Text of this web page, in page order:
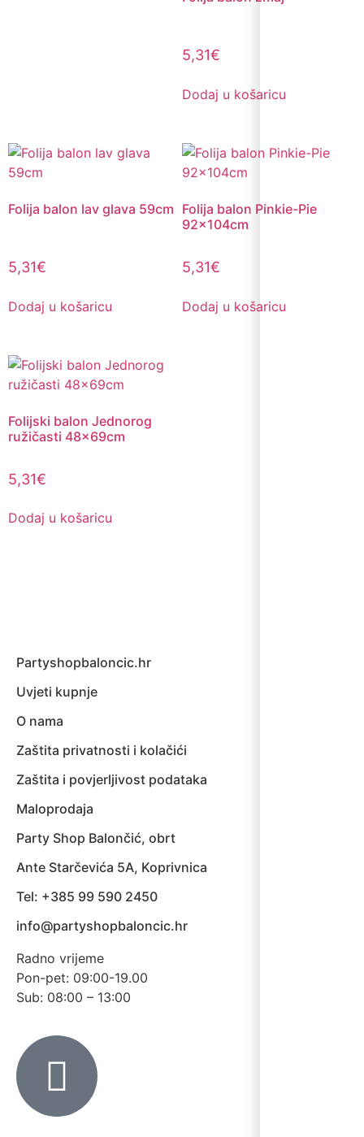
5,31€
Dodaj u košaricu
Folija balon lav glava 59cm
5,31€
Dodaj u košaricu
Folija balon Pinkie-Pie
92x104cm
5,31€
Dodaj u košaricu
Folijski balon Jednorog
ružičasti 48x69cm
5,31€
Dodaj u košaricu
Partyshopbaloncic.hr
Uvjeti kupnje
O nama
Zaštita privatnosti i kolačići
Zaštita i povjerljivost podataka
Maloprodaja
Party Shop Balončić, obrt
Ante Starčevića 5A, Koprivnica
Tel: +385 99 590 2450
info@partyshopbaloncic.hr
Radno vrijeme
Pon-pet: 09:00-19.00
Sub: 08:00 – 13:00